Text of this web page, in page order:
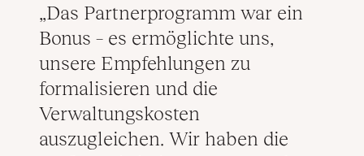
Das Partnerprogramm war ein
Bonus – es ermöglichte uns,
unsere Empfehlungen zu
formalisieren und die
Verwaltungskosten
auszugleichen. Wir haben die